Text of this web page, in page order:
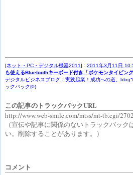
[ネット・PC・デジタル機器2011] : 2011年3月11日
も使えるBluetoothキーボード付き「ポケモンタイピン
デジタルビジネスブログ：実践起業！成功への道。blog
ックバック(0)
この記事のトラックバックURL
http://www.web-smile.com/mtss/mt-tb.cgi/
（宣伝や記事に関係のないトラックバック
い。削除することがあります。）
コメント